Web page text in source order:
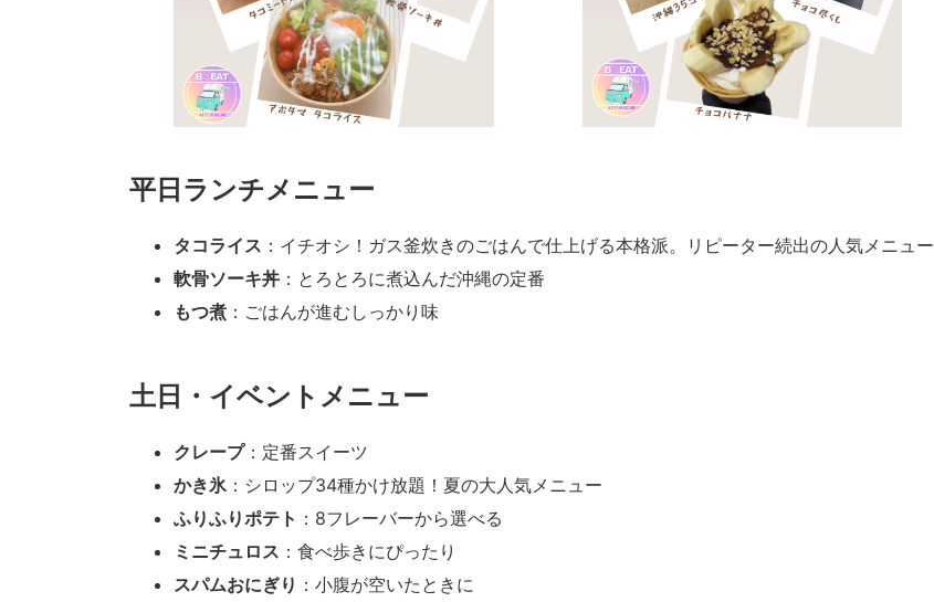
平日ランチメニュー
タコライス ：イチオシ！ガス釜炊きのごはんで仕上げる本格派。リピーター続出の人気メニュー
軟骨ソーキ丼 ：とろとろに煮込んだ沖縄の定番
もつ煮 ：ごはんが進むしっかり味
土日・イベントメニュー
クレープ：定番スイーツ
かき氷 ：シロップ34種かけ放題！夏の大人気メニュー
ふりふりポテト ：8フレーバーから選べる
ミニチュロス ：食べ歩きにぴったり
スパムおにぎり ：小腹が空いたときに